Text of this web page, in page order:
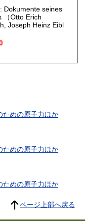
Dokumente seines
（Otto Erich
Joseph Heinz Eibl
めの原子力ほか
めの原子力ほか
めの原子力ほか
ページ上部へ戻る